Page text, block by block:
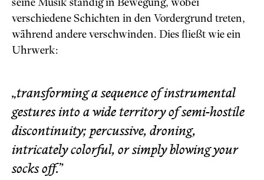
verschiedene Schichten in den Vordergrund treten,
während andere verschwinden. Dies fließt wie ein
Uhrwerk:
„transforming a sequence of instrumental
gestures into a wide territory of semi-hostile
discontinuity; percussive, droning,
intricately colorful, or simply blowing your
socks off.”